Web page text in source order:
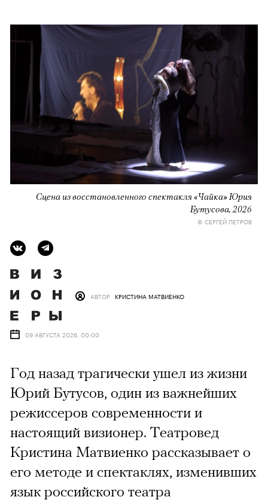
Сцена из восстановленного спектакля «Чайка» Юрия
Бутусова, 2026
© СЕРГЕЙ ПЕТРОВ
АВТОР КРИСТИНА МАТВИЕНКО
09 АВГУСТА 2026, 00:00
Год назад трагически ушел из жизни
Юрий Бутусов, один из важнейших
режиссеров современности и
настоящий визионер. Театровед
Кристина Матвиенко рассказывает о
его методе и спектаклях, изменивших
язык российского театра